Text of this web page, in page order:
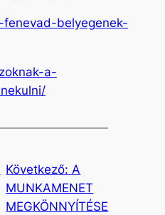
belyegenek-
a-
Következő: A
MUNKAMENET
MEGKÖNNYÍTÉSE